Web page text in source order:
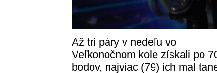
Až tri páry v nedeľu vo
Veľkonočnom kole získali po
bodov, najviac (79) ich mal